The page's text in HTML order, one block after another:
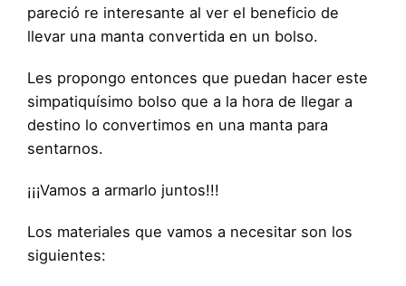
pareció re interesante al ver el beneficio de
llevar una manta convertida en un bolso.
Les propongo entonces que puedan hacer este
simpatiquísimo bolso que a la hora de llegar a
destino lo convertimos en una manta para
sentarnos.
¡¡¡Vamos a armarlo juntos!!!
Los materiales que vamos a necesitar son los
siguientes: